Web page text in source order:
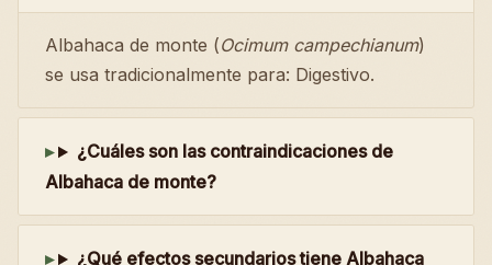
Albahaca de monte (Ocimum campechianum)
se usa tradicionalmente para: Digestivo.
¿Cuáles son las contraindicaciones de
Albahaca de monte?
¿Qué efectos secundarios tiene Albahaca